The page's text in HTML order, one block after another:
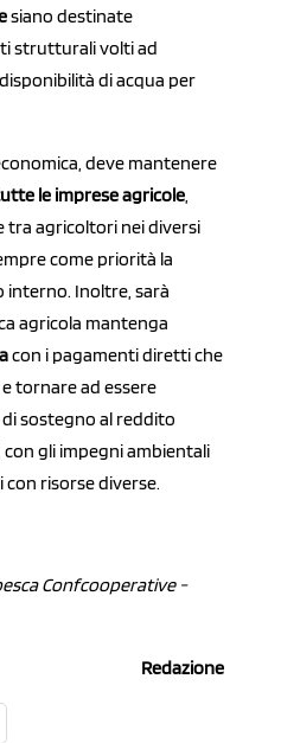
siano destinate
strutturali volti ad
di acqua per
deve mantenere
le imprese agricole,
tra agricoltori nei diversi
come priorità la
interno. Inoltre, sarà
agricola mantenga
con i pagamenti diretti che
tornare ad essere
sostegno al reddito
gli impegni ambientali
risorse diverse.
Confcooperative -
Redazione